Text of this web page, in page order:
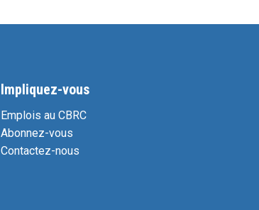
Impliquez-vous
Emplois au CBRC
Abonnez-vous
Contactez-nous